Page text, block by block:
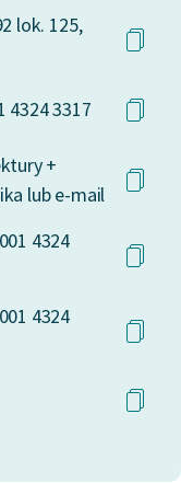
lok. 125,
4324 3317
+
lub e-mail
4324
4324